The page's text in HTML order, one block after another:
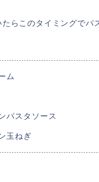
らこのタイミングでパ
ム
パスタソース
玉ねぎ